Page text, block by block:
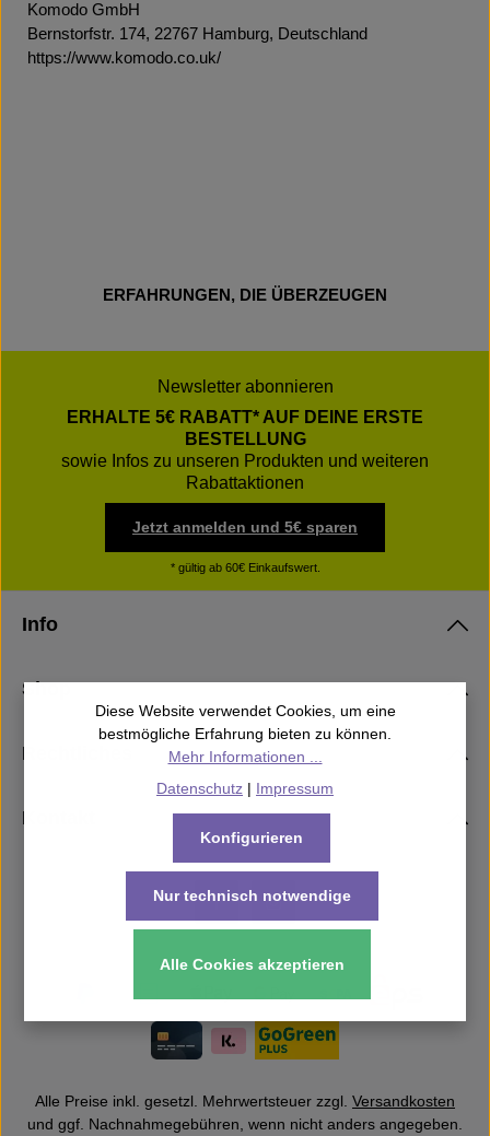
Komodo GmbH
Bernstorfstr. 174, 22767 Hamburg, Deutschland
https://www.komodo.co.uk/
ERFAHRUNGEN, DIE ÜBERZEUGEN
Newsletter abonnieren
ERHALTE 5€ RABATT* AUF DEINE ERSTE
BESTELLUNG
sowie Infos zu unseren Produkten und weiteren
Rabattaktionen
Jetzt anmelden und 5€ sparen
* gültig ab 60€ Einkaufswert.
Info
Shop
Rechtliches
Kontakt
Alle Preise inkl. gesetzl. Mehrwertsteuer zzgl. Versandkosten
und ggf. Nachnahmegebühren, wenn nicht anders angegeben.
Diese Website verwendet Cookies, um eine
bestmögliche Erfahrung bieten zu können.
Mehr Informationen ...
Datenschutz | Impressum
Nur technisch notwendige
Konfigurieren
Alle Cookies akzeptieren